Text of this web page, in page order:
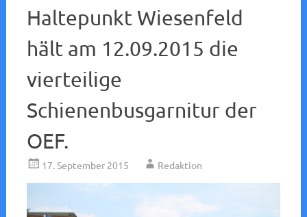
Haltepunkt Wiesenfeld
hält am 12.09.2015 die
vierteilige
Schienenbusgarnitur der
OEF.
17. September 2015 Redaktion